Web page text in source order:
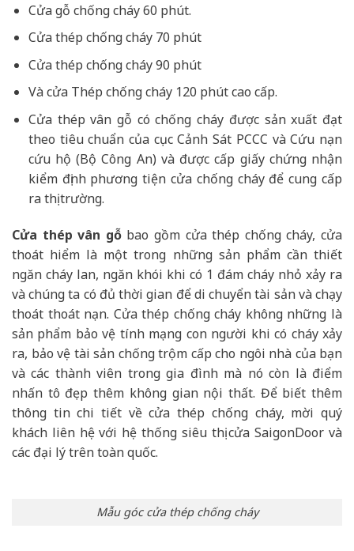
Cửa gỗ chống cháy 60 phút.
Cửa thép chống cháy 70 phút
Cửa thép chống cháy 90 phút
Và cửa Thép chống cháy 120 phút cao cấp.
Cửa thép vân gỗ có chống cháy được sản xuất đạt
theo tiêu chuẩn của cục Cảnh Sát PCCC và Cứu nạn
cứu hộ (Bộ Công An) và được cấp giấy chứng nhận
kiểm định phương tiện cửa chống cháy để cung cấp
ra thị trường.
Cửa thép vân gỗbao gồm cửa thép chống cháy, cửa
thoát hiểm là một trong những sản phẩm cần thiết
ngăn cháy lan, ngăn khói khi có 1 đám cháy nhỏ xảy ra
và chúng ta có đủ thời gian để di chuyển tài sản và chạy
thoát thoát nạn. Cửa thép chống cháy không những là
sản phẩm bảo vệ tính mạng con người khi có cháy xảy
ra, bảo vệ tài sản chống trộm cấp cho ngôi nhà của bạn
và các thành viên trong gia đình mà nó còn là điểm
nhấn tô đẹp thêm không gian nội thất. Để biết thêm
thông tin chi tiết về cửa thép chống cháy, mời quý
khách liên hệ với hệ thống siêu thị cửa SaigonDoor và
các đại lý trên toàn quốc.
Mẫu góc cửa thép chống cháy